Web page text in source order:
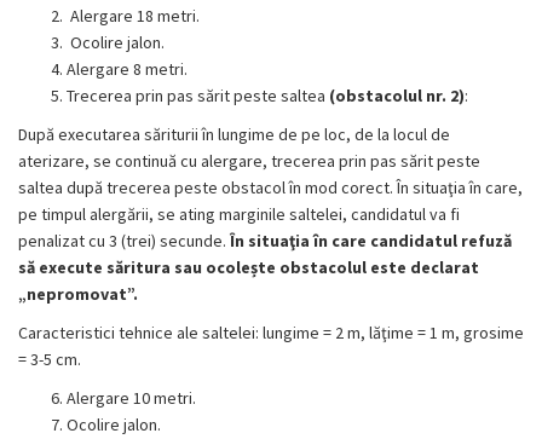
Alergare 18 metri.
Ocolire jalon.
Alergare 8 metri.
Trecerea prin pas sărit peste saltea (obstacolul nr. 2):
După executarea săriturii în lungime de pe loc, de la locul de
aterizare, se continuă cu alergare, trecerea prin pas sărit peste
saltea după trecerea peste obstacol în mod corect. În situaţia în care,
pe timpul alergării, se ating marginile saltelei, candidatul va fi
penalizat cu 3 (trei) secunde. În situaţia în care candidatul refuză
să execute săritura sau ocolește obstacolul este declarat
„nepromovat”.
Caracteristici tehnice ale saltelei: lungime = 2 m, lăţime = 1 m, grosime
= 3-5 cm.
Alergare 10 metri.
Ocolire jalon.